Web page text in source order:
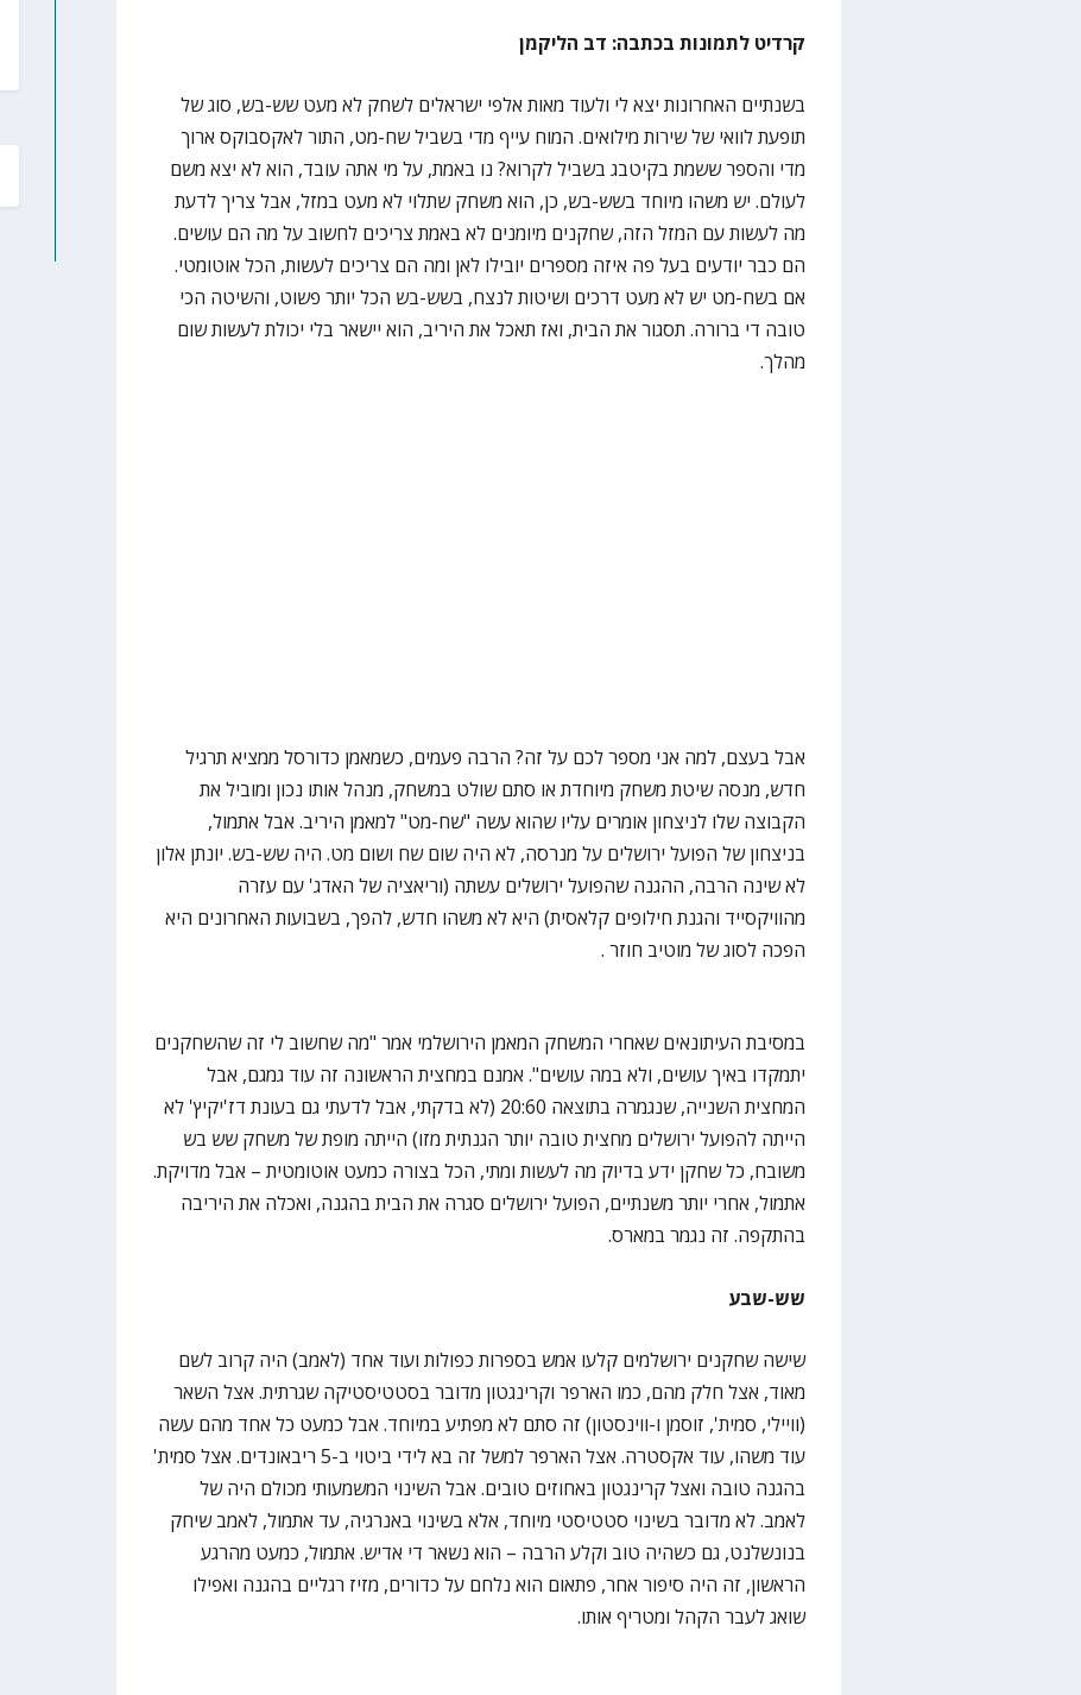
קרדיט לתמונות בכתבה: דב הליקמן
בשנתיים האחרונות יצא לי ולעוד מאות אלפי ישראלים לשחק לא מעט שש-בש, סוג של
תופעת לוואי של שירות מילואים. המוח עייף מדי בשביל שח-מט, התור לאקסבוקס ארוך
מדי והספר ששמת בקיטבג בשביל לקרוא? נו באמת, על מי אתה עובד, הוא לא יצא משם
לעולם. יש משהו מיוחד בשש-בש, כן, הוא משחק שתלוי לא מעט במזל, אבל צריך לדעת
מה לעשות עם המזל הזה, שחקנים מיומנים לא באמת צריכים לחשוב על מה הם עושים.
הם כבר יודעים בעל פה איזה מספרים יובילו לאן ומה הם צריכים לעשות, הכל אוטומטי.
אם בשח-מט יש לא מעט דרכים ושיטות לנצח, בשש-בש הכל יותר פשוט, והשיטה הכי
טובה די ברורה. תסגור את הבית, ואז תאכל את היריב, הוא יישאר בלי יכולת לעשות שום
מהלך.
אבל בעצם, למה אני מספר לכם על זה? הרבה פעמים, כשמאמן כדורסל ממציא תרגיל
חדש, מנסה שיטת משחק מיוחדת או סתם שולט במשחק, מנהל אותו נכון ומוביל את
הקבוצה שלו לניצחון אומרים עליו שהוא עשה "שח-מט" למאמן היריב. אבל אתמול,
בניצחון של הפועל ירושלים על מנרסה, לא היה שום שח ושום מט. היה שש-בש. יונתן אלון
לא שינה הרבה, ההגנה שהפועל ירושלים עשתה (וריאציה של האדג' עם עזרה
מהוויקסייד והגנת חילופים קלאסית) היא לא משהו חדש, להפך, בשבועות האחרונים היא
הפכה לסוג של מוטיב חוזר .
במסיבת העיתונאים שאחרי המשחק המאמן הירושלמי אמר "מה שחשוב לי זה שהשחקנים
יתמקדו באיך עושים, ולא במה עושים". אמנם במחצית הראשונה זה עוד גמגם, אבל
המחצית השנייה, שנגמרה בתוצאה 20:60 (לא בדקתי, אבל לדעתי גם בעונת דז'יקיץ' לא
הייתה להפועל ירושלים מחצית טובה יותר הגנתית מזו) הייתה מופת של משחק שש בש
משובח, כל שחקן ידע בדיוק מה לעשות ומתי, הכל בצורה כמעט אוטומטית – אבל מדויקת.
אתמול, אחרי יותר משנתיים, הפועל ירושלים סגרה את הבית בהגנה, ואכלה את היריבה
בהתקפה. זה נגמר במארס.
שש-שבע
שישה שחקנים ירושלמים קלעו אמש בספרות כפולות ועוד אחד (לאמב) היה קרוב לשם
מאוד, אצל חלק מהם, כמו הארפר וקרינגטון מדובר בסטטיסטיקה שגרתית. אצל השאר
(וויילי, סמית', זוסמן ו-ווינסטון) זה סתם לא מפתיע במיוחד. אבל כמעט כל אחד מהם עשה
עוד משהו, עוד אקסטרה. אצל הארפר למשל זה בא לידי ביטוי ב-5 ריבאונדים. אצל סמית'
בהגנה טובה ואצל קרינגטון באחוזים טובים. אבל השינוי המשמעותי מכולם היה של
לאמב. לא מדובר בשינוי סטטיסטי מיוחד, אלא בשינוי באנרגיה, עד אתמול, לאמב שיחק
בנונשלנט, גם כשהיה טוב וקלע הרבה – הוא נשאר די אדיש. אתמול, כמעט מהרגע
הראשון, זה היה סיפור אחר, פתאום הוא נלחם על כדורים, מזיז רגליים בהגנה ואפילו
שואג לעבר הקהל ומטריף אותו.